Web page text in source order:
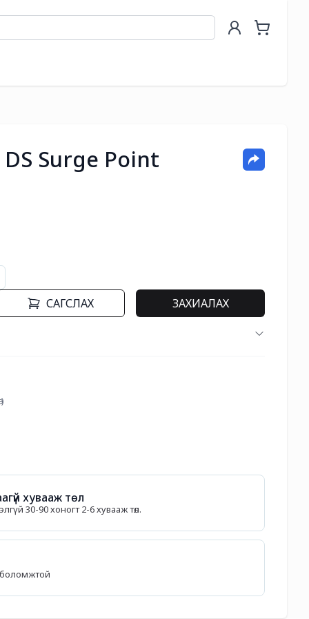
DS Surge Point
САГСЛАХ ЗАХИАЛАХ
хувааж төл
30-90 хоногт 2-6 хувааж төл.
боломжтой